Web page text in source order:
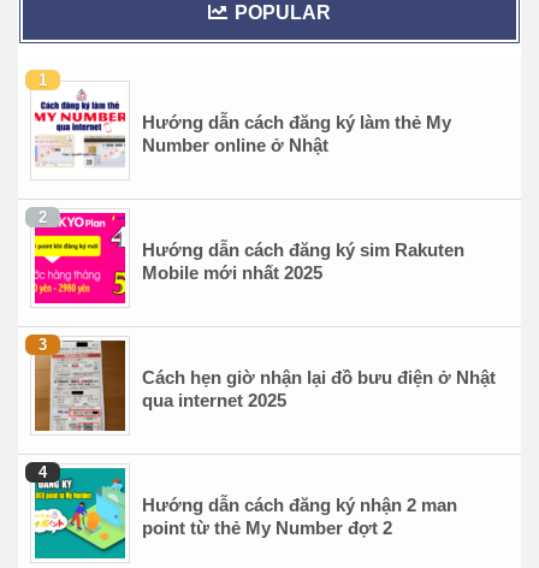
POPULAR
Hướng dẫn cách đăng ký làm thẻ My
Number online ở Nhật
Hướng dẫn cách đăng ký sim Rakuten
Mobile mới nhất 2025
Cách hẹn giờ nhận lại đồ bưu điện ở Nhật
qua internet 2025
Hướng dẫn cách đăng ký nhận 2 man
point từ thẻ My Number đợt 2